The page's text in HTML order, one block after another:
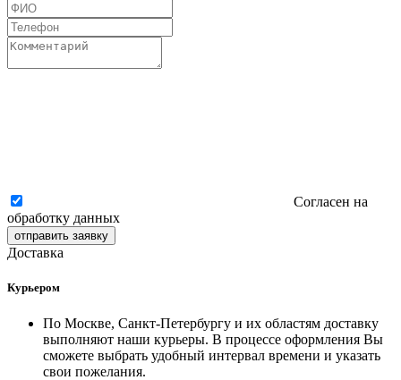
Согласен на
обработку данных
отправить заявку
Доставка
Курьером
По Москве, Санкт-Петербургу и их областям доставку
выполняют наши курьеры. В процессе оформления Вы
сможете выбрать удобный интервал времени и указать
свои пожелания.